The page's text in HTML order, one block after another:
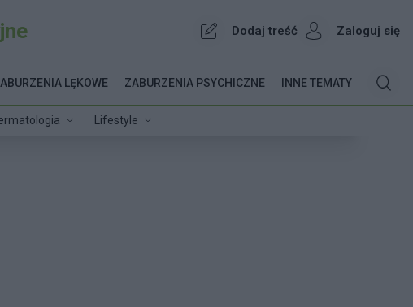
Dodaj treść Zaloguj się
Lifestyle
LĘKOWE ZABURZENIA PSYCHICZNE INNE TEMATY